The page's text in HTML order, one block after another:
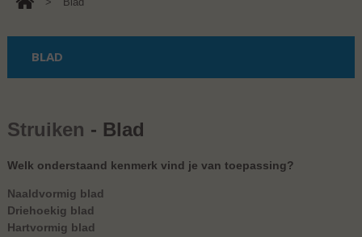
BLAD
Struiken - Blad
Welk onderstaand kenmerk vind je van toepassing?
Naaldvormig blad
Driehoekig blad
Hartvormig blad